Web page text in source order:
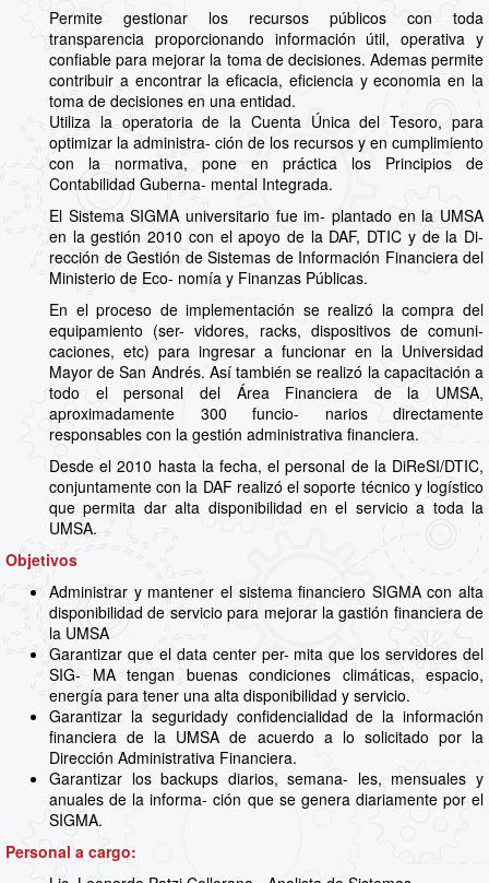
Permite gestionar los recursos públicos con toda
transparencia proporcionando información útil, operativa y
confiable para mejorar la toma de decisiones. Ademas permite
contribuir a encontrar la eficacia, eficiencia y economia en la
toma de decisiones en una entidad.
Utiliza la operatoria de la Cuenta Única del Tesoro, para
optimizar la administra- ción de los recursos y en cumplimiento
con la normativa, pone en práctica los Principios de
Contabilidad Guberna- mental Integrada.
El Sistema SIGMA universitario fue im- plantado en la UMSA
en la gestión 2010 con el apoyo de la DAF, DTIC y de la Di-
rección de Gestión de Sistemas de Información Financiera del
Ministerio de Eco- nomía y Finanzas Públicas.
En el proceso de implementación se realizó la compra del
equipamiento (ser- vidores, racks, dispositivos de comuni-
caciones, etc) para ingresar a funcionar en la Universidad
Mayor de San Andrés. Así también se realizó la capacitación a
todo el personal del Área Financiera de la UMSA,
aproximadamente 300 funcio- narios directamente
responsables con la gestión administrativa financiera.
Desde el 2010 hasta la fecha, el personal de la DiReSI/DTIC,
conjuntamente con la DAF realizó el soporte técnico y logístico
que permita dar alta disponibilidad en el servicio a toda la
UMSA.
Objetivos
Administrar y mantener el sistema financiero SIGMA con alta
disponibilidad de servicio para mejorar la gastión financiera de
la UMSA
Garantizar que el data center per- mita que los servidores del
SIG- MA tengan buenas condiciones climáticas, espacio,
energía para tener una alta disponibilidad y servicio.
Garantizar la seguridady confidencialidad de la información
financiera de la UMSA de acuerdo a lo solicitado por la
Dirección Administrativa Financiera.
Garantizar los backups diarios, semana- les, mensuales y
anuales de la informa- ción que se genera diariamente por el
SIGMA.
Personal a cargo: